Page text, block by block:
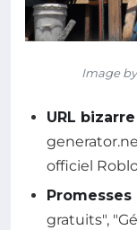
Image
URL bizarre
officiel
gratuits",